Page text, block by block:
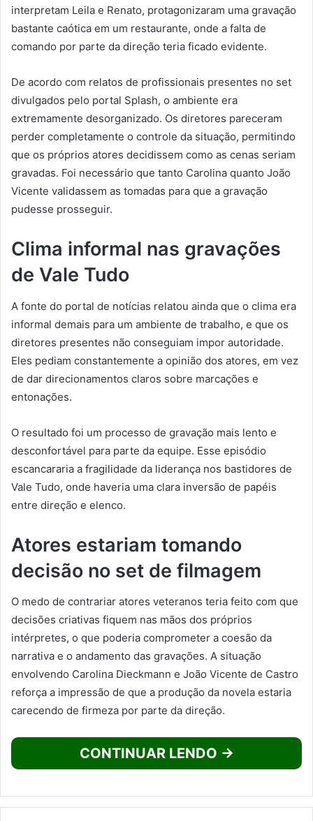
interpretam Leila e Renato, protagonizaram uma gravação
bastante caótica em um restaurante, onde a falta de
comando por parte da direção teria ficado evidente.
De acordo com relatos de profissionais presentes no set
divulgados pelo portal Splash, o ambiente era
extremamente desorganizado. Os diretores pareceram
perder completamente o controle da situação, permitindo
que os próprios atores decidissem como as cenas seriam
gravadas. Foi necessário que tanto Carolina quanto João
Vicente validassem as tomadas para que a gravação
pudesse prosseguir.
Clima informal nas gravações
de Vale Tudo
A fonte do portal de notícias relatou ainda que o clima era
informal demais para um ambiente de trabalho, e que os
diretores presentes não conseguiam impor autoridade.
Eles pediam constantemente a opinião dos atores, em vez
de dar direcionamentos claros sobre marcações e
entonações.
O resultado foi um processo de gravação mais lento e
desconfortável para parte da equipe. Esse episódio
escancararia a fragilidade da liderança nos bastidores de
Vale Tudo, onde haveria uma clara inversão de papéis
entre direção e elenco.
Atores estariam tomando
decisão no set de filmagem
O medo de contrariar atores veteranos teria feito com que
decisões criativas fiquem nas mãos dos próprios
intérpretes, o que poderia comprometer a coesão da
narrativa e o andamento das gravações. A situação
envolvendo Carolina Dieckmann e João Vicente de Castro
reforça a impressão de que a produção da novela estaria
carecendo de firmeza por parte da direção.
CONTINUAR LENDO →